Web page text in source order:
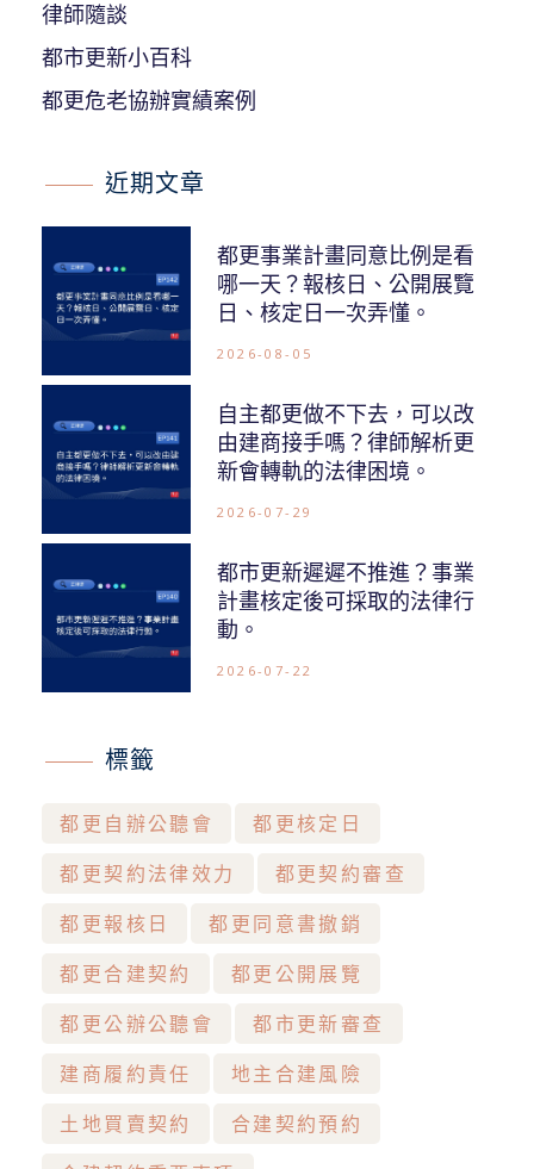
律師隨談
都市更新小百科
都更危老協辦實績案例
近期文章
都更事業計畫同意比例是看
哪一天？報核日、公開展覽
日、核定日一次弄懂。
2026-08-05
自主都更做不下去，可以改
由建商接手嗎？律師解析更
新會轉軌的法律困境。
2026-07-29
都市更新遲遲不推進？事業
計畫核定後可採取的法律行
動。
2026-07-22
標籤
都更自辦公聽會
都更核定日
都更契約法律效力
都更契約審查
都更報核日
都更同意書撤銷
都更合建契約
都更公開展覽
都更公辦公聽會
都市更新審查
建商履約責任
地主合建風險
土地買賣契約
合建契約預約